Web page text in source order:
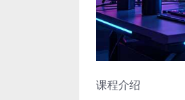
课程介绍